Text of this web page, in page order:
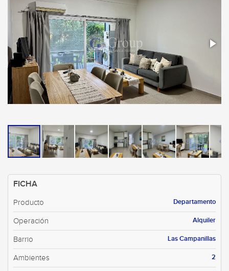
FICHA
Producto Departamento
Operación Alquiler
Barrio Las Campanillas
Ambientes 2